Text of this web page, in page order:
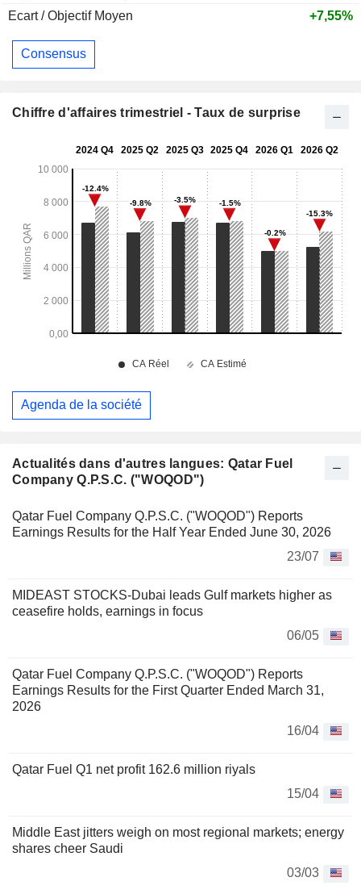
Actualités dans d'autres langues: Qatar Fuel
Company Q.P.S.C. ("WOQOD")
Qatar Fuel Company Q.P.S.C. ("WOQOD") Reports
Earnings Results for the Half Year Ended June 30, 2026
23/07
MIDEAST STOCKS-Dubai leads Gulf markets higher as
ceasefire holds, earnings in focus
06/05
Qatar Fuel Company Q.P.S.C. ("WOQOD") Reports
Earnings Results for the First Quarter Ended March 31,
2026
16/04
Qatar Fuel Q1 net profit 162.6 million riyals
15/04
Middle East jitters weigh on most regional markets; energy
shares cheer Saudi
03/03
Ecart / Objectif Moyen
+7,55%
Consensus
Chiffre d'affaires trimestriel - Taux de surprise
Agenda de la société